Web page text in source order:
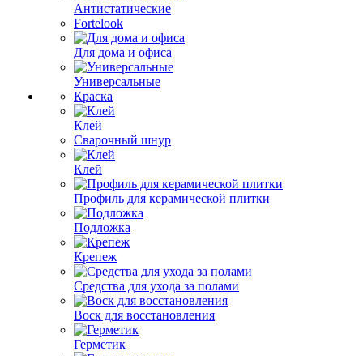
Антистатические
Fortelook
Для дома и офиса
Универсальные
Краска
Клей
Сварочный шнур
Клей
Профиль для керамической плитки
Подложка
Крепеж
Средства для ухода за полами
Воск для восстановления
Герметик